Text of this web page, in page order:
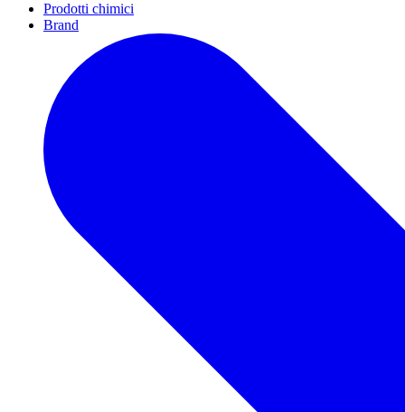
Prodotti chimici
Brand